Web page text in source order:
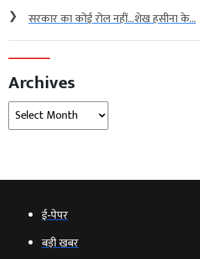
❯ सरकार का कोई रोल नहीं…शेख हसीना के...
Archives
Archives
ई‑पेपर
बड़ी खबर